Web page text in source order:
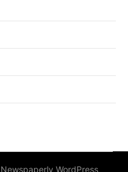
Newspaperly WordPress